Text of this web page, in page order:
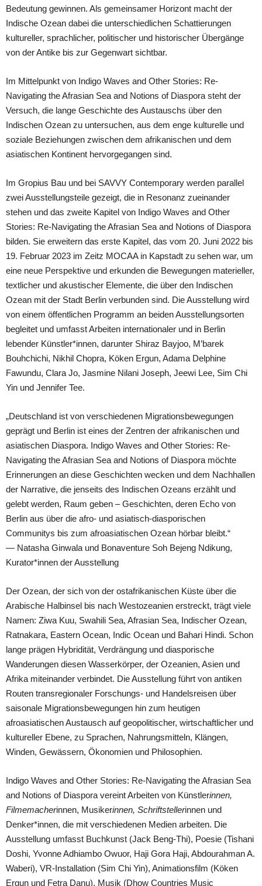
Bedeutung gewinnen. Als gemeinsamer Horizont macht der
Indische Ozean dabei die unterschiedlichen Schattierungen
kultureller, sprachlicher, politischer und historischer Übergänge
von der Antike bis zur Gegenwart sichtbar.
Im Mittelpunkt von Indigo Waves and Other Stories: Re-
Navigating the Afrasian Sea and Notions of Diaspora steht der
Versuch, die lange Geschichte des Austauschs über den
Indischen Ozean zu untersuchen, aus dem enge kulturelle und
soziale Beziehungen zwischen dem afrikanischen und dem
asiatischen Kontinent hervorgegangen sind.
Im Gropius Bau und bei SAVVY Contemporary werden parallel
zwei Ausstellungsteile gezeigt, die in Resonanz zueinander
stehen und das zweite Kapitel von Indigo Waves and Other
Stories: Re-Navigating the Afrasian Sea and Notions of Diaspora
bilden. Sie erweitern das erste Kapitel, das vom 20. Juni 2022 bis
19. Februar 2023 im Zeitz MOCAA in Kapstadt zu sehen war, um
eine neue Perspektive und erkunden die Bewegungen materieller,
textlicher und akustischer Elemente, die über den Indischen
Ozean mit der Stadt Berlin verbunden sind. Die Ausstellung wird
von einem öffentlichen Programm an beiden Ausstellungsorten
begleitet und umfasst Arbeiten internationaler und in Berlin
lebender Künstler*innen, darunter Shiraz Bayjoo, M’barek
Bouhchichi, Nikhil Chopra, Köken Ergun, Adama Delphine
Fawundu, Clara Jo, Jasmine Nilani Joseph, Jeewi Lee, Sim Chi
Yin und Jennifer Tee.
„Deutschland ist von verschiedenen Migrationsbewegungen
geprägt und Berlin ist eines der Zentren der afrikanischen und
asiatischen Diaspora. Indigo Waves and Other Stories: Re-
Navigating the Afrasian Sea and Notions of Diaspora möchte
Erinnerungen an diese Geschichten wecken und dem Nachhallen
der Narrative, die jenseits des Indischen Ozeans erzählt und
gelebt werden, Raum geben – Geschichten, deren Echo von
Berlin aus über die afro- und asiatisch-diasporischen
Communitys bis zum afroasiatischen Ozean hörbar bleibt.“
— Natasha Ginwala und Bonaventure Soh Bejeng Ndikung,
Kurator*innen der Ausstellung
Der Ozean, der sich von der ostafrikanischen Küste über die
Arabische Halbinsel bis nach Westozeanien erstreckt, trägt viele
Namen: Ziwa Kuu, Swahili Sea, Afrasian Sea, Indischer Ozean,
Ratnakara, Eastern Ocean, Indic Ocean und Bahari Hindi. Schon
lange prägen Hybridität, Verdrängung und diasporische
Wanderungen diesen Wasserkörper, der Ozeanien, Asien und
Afrika miteinander verbindet. Die Ausstellung führt von antiken
Routen transregionaler Forschungs- und Handelsreisen über
saisonale Migrationsbewegungen hin zum heutigen
afroasiatischen Austausch auf geopolitischer, wirtschaftlicher und
kultureller Ebene, zu Sprachen, Nahrungsmitteln, Klängen,
Winden, Gewässern, Ökonomien und Philosophien.
Indigo Waves and Other Stories: Re-Navigating the Afrasian Sea
and Notions of Diaspora vereint Arbeiten von Künstlerinnen,
Filmemacherinnen, Musikerinnen, Schriftstellerinnen und
Denker*innen, die mit verschiedenen Medien arbeiten. Die
Ausstellung umfasst Buchkunst (Jack Beng-Thi), Poesie (Tishani
Doshi, Yvonne Adhiambo Owuor, Haji Gora Haji, Abdourahman A.
Waberi), VR-Installation (Sim Chi Yin), Animationsfilm (Köken
Ergun und Fetra Danu), Musik (Dhow Countries Music